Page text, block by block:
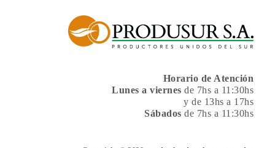
Horario de Atención
Lunes a viernes de 7hs a 11:30hs
y de 13hs a 17hs
Sábados de 7hs a 11:30hs